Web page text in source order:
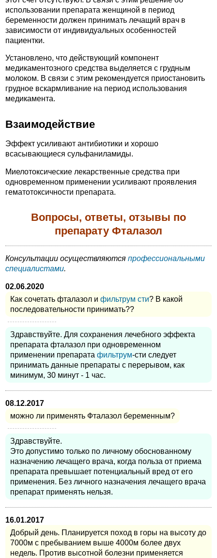
использовании препарата женщиной в период
беременности должен принимать лечащий врач в
зависимости от индивидуальных особенностей
пациентки.
Установлено, что действующий компонент
медикаментозного средства выделяется с грудным
молоком. В связи с этим рекомендуется приостановить
грудное вскармливание на период использования
медикамента.
Взаимодействие
Эффект усиливают антибиотики и хорошо
всасывающиеся сульфаниламиды.
Миелотоксические лекарственные средства при
одновременном применении усиливают проявления
гематотоксичности препарата.
Вопросы, ответы, отзывы по
препарату Фталазол
Консультации осуществляются профессиональными
специалистами.
02.06.2020
Как сочетать фталазол и фильтрум сти? В какой
последовательности принимать??
Здравствуйте. Для сохранения лечебного эффекта
препарата фталазол при одновременном
применении препарата фильтрум-сти следует
принимать данные препараты с перерывом, как
минимум, 30 минут - 1 час.
08.12.2017
можно ли применять Фталазол беременным?
Здравствуйте.
Это допустимо только по личному обоснованному
назначению лечащего врача, когда польза от приема
препарата превышает потенциальный вред от его
применения. Без личного назначения лечащего врача
препарат применять нельзя.
16.01.2017
Добрый день. Планируется поход в горы на высоту до
7000м с пребыванием выше 4000м более двух
недель. Против высотной болезни применяется